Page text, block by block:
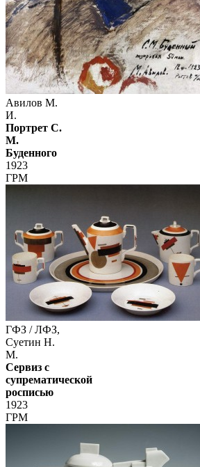
Авилов М.
И.
Портрет С.
М.
Буденного
1923
ГРМ
ГФЗ / ЛФЗ,
Суетин Н.
М.
Сервиз с
супрематической
росписью
1923
ГРМ